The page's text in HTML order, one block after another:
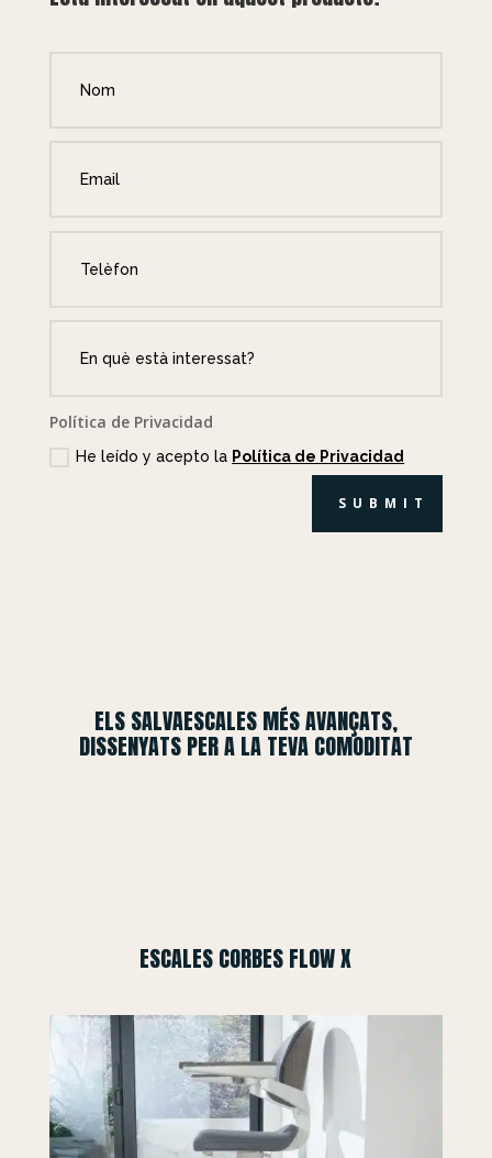
Política de Privacidad
He leído y acepto la Política de Privacidad
SUBMIT
ELS SALVAESCALES MÉS AVANÇATS,
DISSENYATS PER A LA TEVA COMODITAT
ESCALES CORBES FLOW X